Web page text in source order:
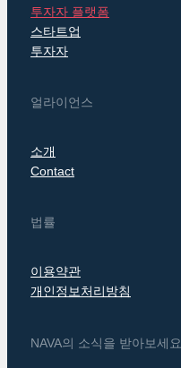
투자자 플랫폼
스타트업
투자자
얼라이언스
소개
Contact
법률
이용약관
개인정보처리방침
NAVA의 소식을 받아보세요.